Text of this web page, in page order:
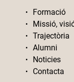
Formació
Missió,
Trajectòria
Alumni
Noticies
Contacta